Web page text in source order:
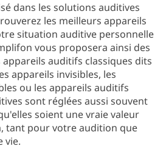
dans les solutions auditives
les meilleurs appareils
situation auditive personnelle
vous proposera ainsi des
auditifs classiques dits
appareils invisibles, les
ou les appareils auditifs
sont réglées aussi souvent
soient une vraie valeur
tant pour votre audition que
vie.